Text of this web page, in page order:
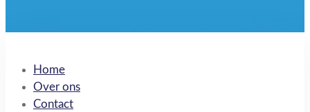
Home
Over ons
Contact